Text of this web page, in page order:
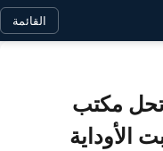
القائمة
تحل مكتب
الأوداية